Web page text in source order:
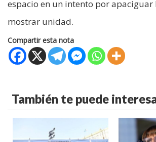
espacio en un intento por apaciguar
mostrar unidad.
Compartir esta nota
También te puede